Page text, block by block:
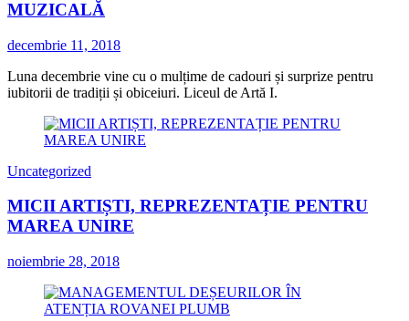
MUZICALĂ
decembrie 11, 2018
Luna decembrie vine cu o mulțime de cadouri și surprize pentru
iubitorii de tradiții și obiceiuri. Liceul de Artă I.
Uncategorized
MICII ARTIȘTI, REPREZENTAȚIE PENTRU
MAREA UNIRE
noiembrie 28, 2018